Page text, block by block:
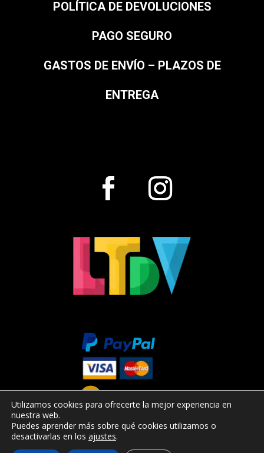
POLÍTICA DE DEVOLUCIONES
PAGO SEGURO
GASTOS DE ENVÍO – PLAZOS DE
ENTREGA
Utilizamos cookies para ofrecerte la mejor experiencia en
nuestra web.
Puedes aprender más sobre qué cookies utilizamos o
desactivarlas en los ajustes.